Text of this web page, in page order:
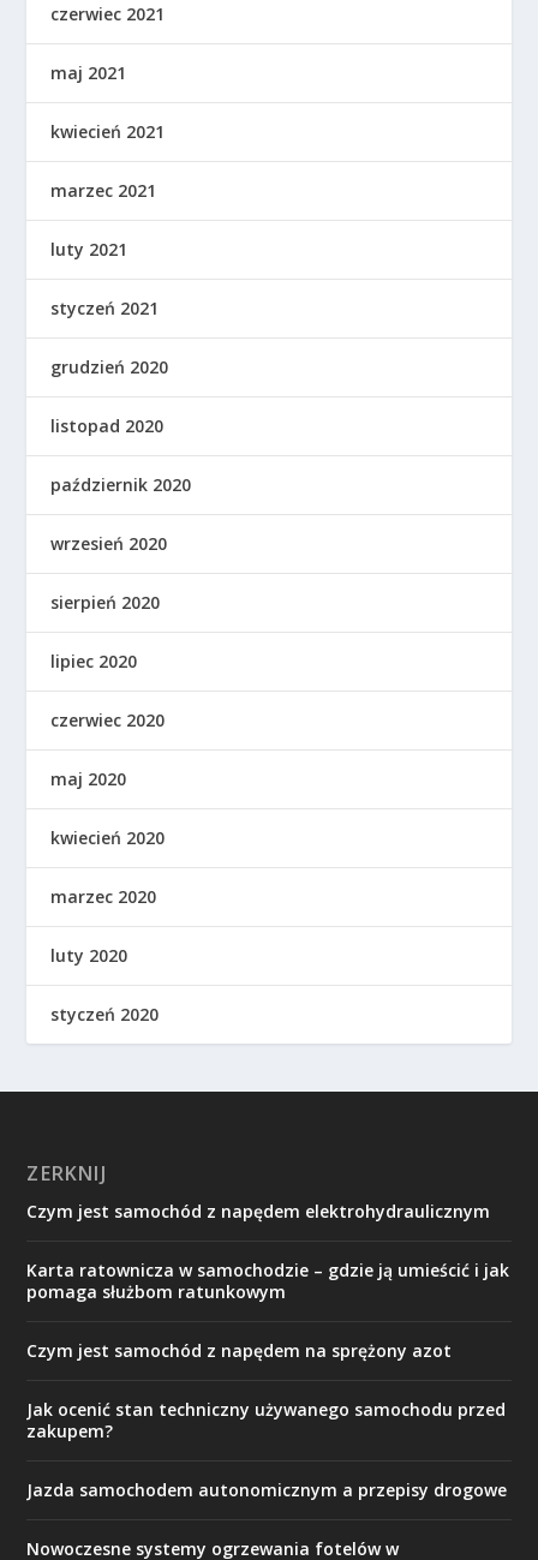
czerwiec 2021
maj 2021
kwiecień 2021
marzec 2021
luty 2021
styczeń 2021
grudzień 2020
listopad 2020
październik 2020
wrzesień 2020
sierpień 2020
lipiec 2020
czerwiec 2020
maj 2020
kwiecień 2020
marzec 2020
luty 2020
styczeń 2020
ZERKNIJ
Czym jest samochód z napędem elektrohydraulicznym
Karta ratownicza w samochodzie – gdzie ją umieścić i jak
pomaga służbom ratunkowym
Czym jest samochód z napędem na sprężony azot
Jak ocenić stan techniczny używanego samochodu przed
zakupem?
Jazda samochodem autonomicznym a przepisy drogowe
Nowoczesne systemy ogrzewania fotelów w